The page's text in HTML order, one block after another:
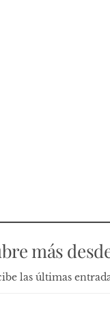
más
las últimas